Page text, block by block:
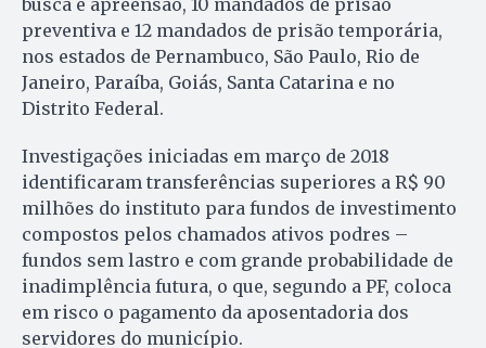
preventiva e 12 mandados de prisão temporária,
nos estados de Pernambuco, São Paulo, Rio de
Janeiro, Paraíba, Goiás, Santa Catarina e no
Distrito Federal.
Investigações iniciadas em março de 2018
identificaram transferências superiores a R$ 90
milhões do instituto para fundos de investimento
compostos pelos chamados ativos podres –
fundos sem lastro e com grande probabilidade de
inadimplência futura, o que, segundo a PF, coloca
em risco o pagamento da aposentadoria dos
servidores do município.